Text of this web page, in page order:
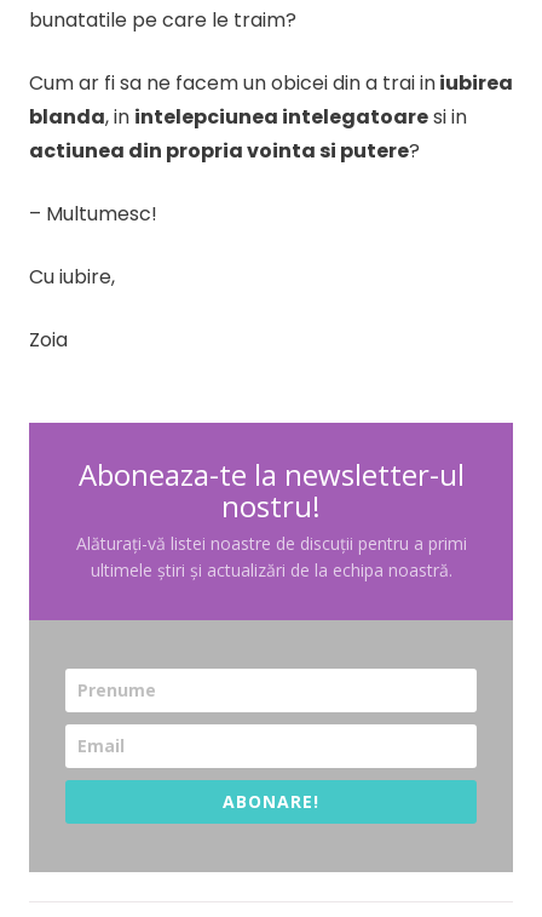
bunatatile pe care le traim?
Cum ar fi sa ne facem un obicei din a trai iniubirea
blanda, in intelepciunea intelegatoaresi in
actiunea din propria vointa si putere?
– Multumesc!
Cu iubire,
Zoia
Aboneaza-te la newsletter-ul
nostru!
Alăturați-vă listei noastre de discuții pentru a primi
ultimele știri și actualizări de la echipa noastră.
ABONARE!